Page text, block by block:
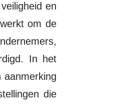
om de
In het
die